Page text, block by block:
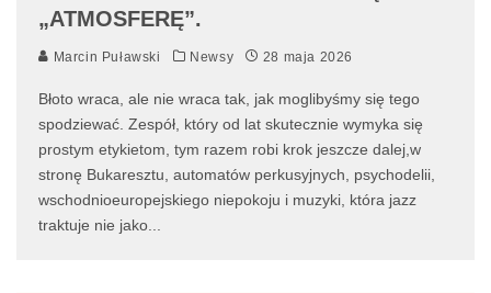
„ATMOSFERĘ”.
Marcin Puławski Newsy 28 maja 2026
Błoto wraca, ale nie wraca tak, jak moglibyśmy się tego
spodziewać. Zespół, który od lat skutecznie wymyka się
prostym etykietom, tym razem robi krok jeszcze dalej,w
stronę Bukaresztu, automatów perkusyjnych, psychodelii,
wschodnioeuropejskiego niepokoju i muzyki, która jazz
traktuje nie jako